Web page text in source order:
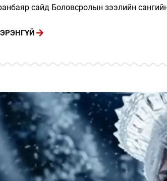
сайд Боловсролын зээлийн